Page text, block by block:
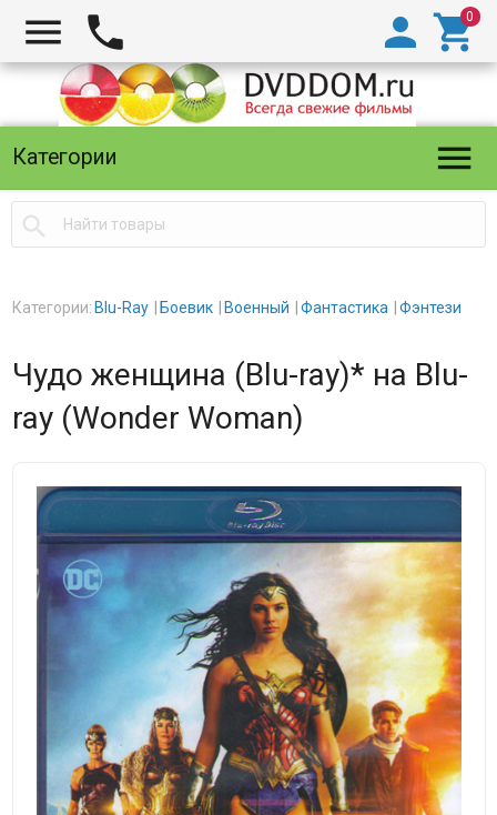
  

Категории 

Категории: Blu-Ray Боевик Военный Фантастика Фэнтези
Чудо женщина (Blu-ray)* на Blu-
ray (Wonder Woman)